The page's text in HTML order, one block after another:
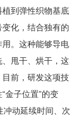
到弹性织物基底
化，结合独有的
。这种能够导电
甩干、烘干，这
前，研发这项技
金子位置”的变
冲动延续时间、次